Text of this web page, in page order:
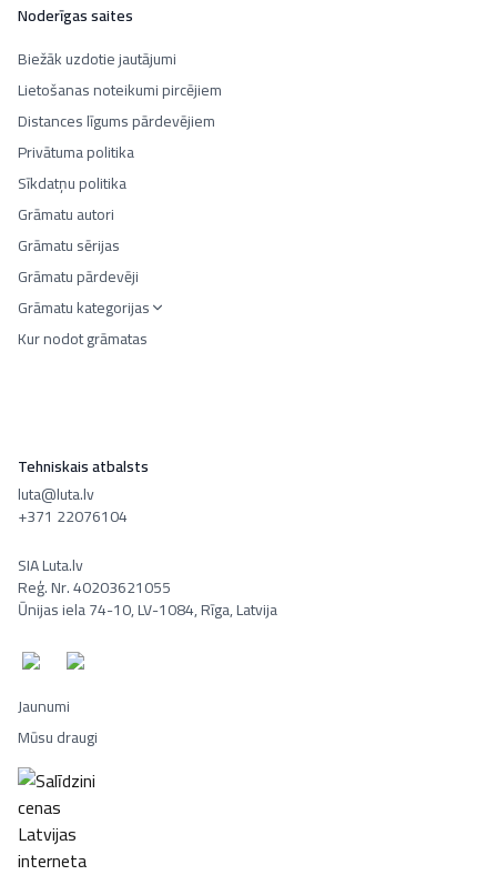
Noderīgas saites
Biežāk uzdotie jautājumi
Lietošanas noteikumi pircējiem
Distances līgums pārdevējiem
Privātuma politika
Sīkdatņu politika
Grāmatu autori
Grāmatu sērijas
Grāmatu pārdevēji
Grāmatu kategorijas
Kur nodot grāmatas
Tehniskais atbalsts
luta@luta.lv
+371 22076104
SIA Luta.lv
Reģ. Nr. 40203621055
Ūnijas iela 74-10, LV-1084, Rīga, Latvija
Jaunumi
Mūsu draugi